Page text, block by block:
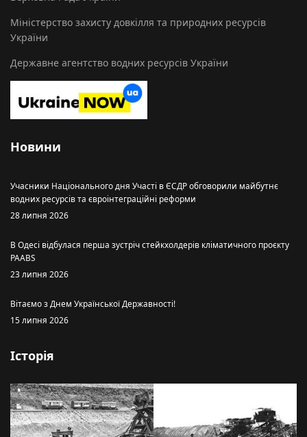
Міністерство захисту довкілля та природних ресурсів
України
Державне агентство водних ресурсів України
Новини
Учасники Національного дня Участі в ЄСДР обговорили майбутнє
водних ресурсів та євроінтеграційні реформи
28 липня 2026
В Одесі відбулася перша зустріч стейкхолдерів кліматичного проєкту
PAABS
23 липня 2026
Вітаємо з Днем Української Державності!
15 липня 2026
Історія